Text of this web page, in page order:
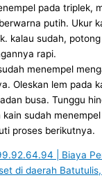
pada triplek,
putih. Ukur
kalau sudah,
rapi.
menempel
Oleskan lem pada
busa. Tunggu
sudah
proses berikutnya.